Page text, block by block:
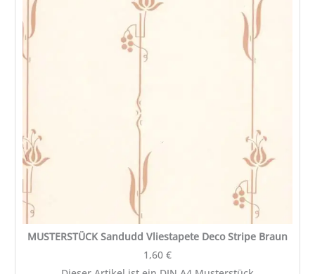
MUSTERSTÜCK Sandudd Vliestapete Deco Stripe Braun
1,60 €
Deco
Braun
Menge